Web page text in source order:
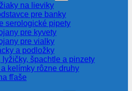
na lieviky
pre banky
serologické pipety
pre kyvety
pre vialky
a podložky
lyžičky, špachtle a pinzety
kelímky rôzne druhy
fľaše